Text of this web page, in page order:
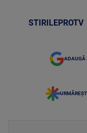
STIRILEPROTV
ADAUGĂ